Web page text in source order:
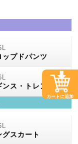
ップドパンツ
ンス・トレンカ
グスカート
カートに追加